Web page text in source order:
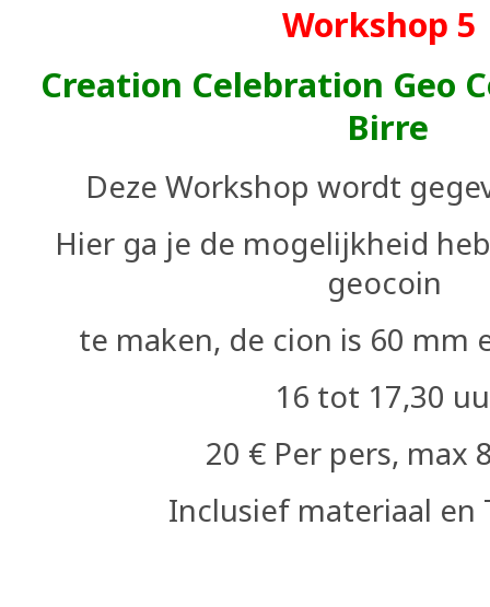
Workshop
Creation Celebration Geo
Birre
Deze Workshop wordt
Hier ga je de mogelijkheid
geocoin
te maken, de cion is 60
16 tot 17,30
20 € Per pers, max
Inclusief materiaal en